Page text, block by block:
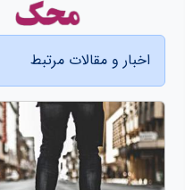
اخبار و مقالات مرتبط